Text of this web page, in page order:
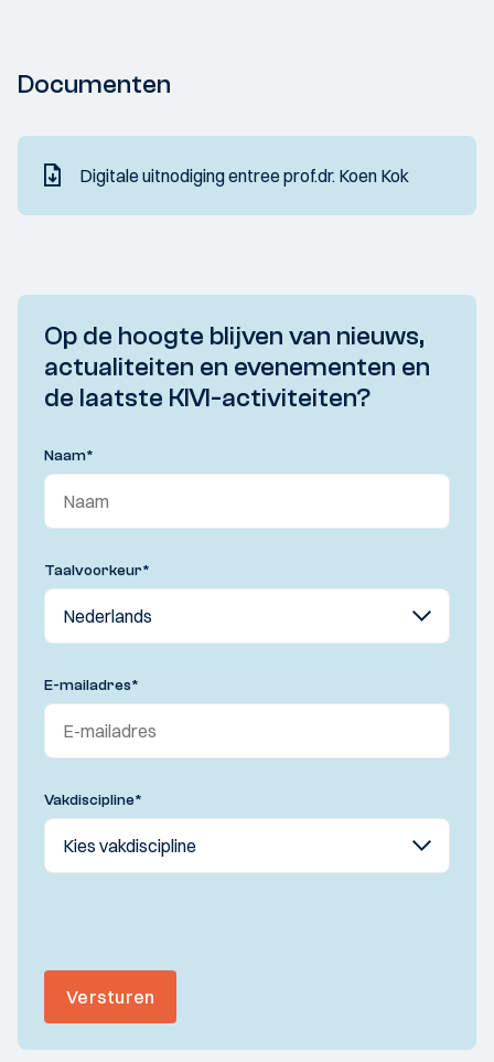
Documenten
Digitale uitnodiging entree prof.dr. Koen Kok
Op de hoogte blijven van nieuws,
actualiteiten en evenementen en
de laatste KIVI-activiteiten?
Naam*
Taalvoorkeur*
E-mailadres*
Vakdiscipline*
Versturen